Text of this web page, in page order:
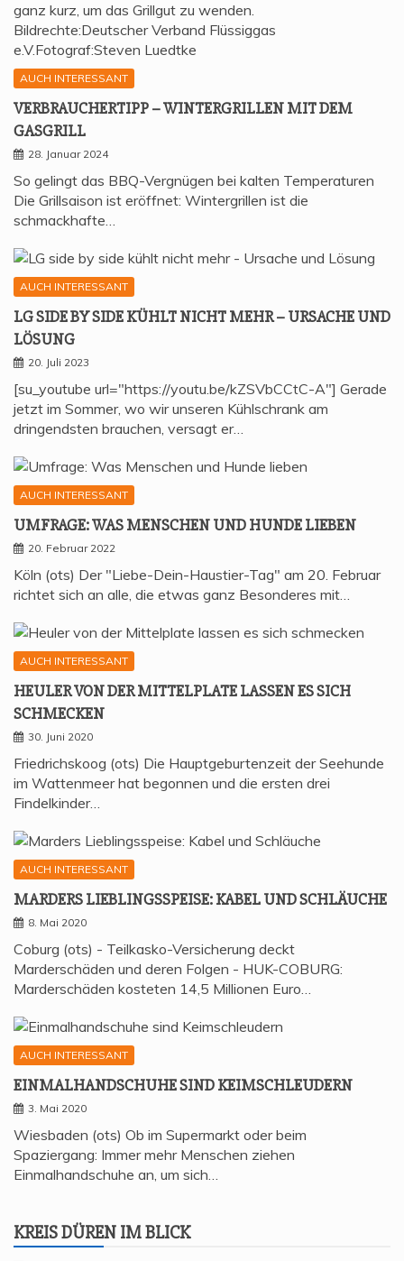
AUCH INTERESSANT
VER­BRAU­CHER­TIPP – WIN­TER­GRIL­LEN MIT DEM
GASGRILL
28. Januar 2024
So gelingt das BBQ-Vergnügen bei kalten Temperaturen
Die Grillsaison ist eröffnet: Wintergrillen ist die
schmackhafte…
AUCH INTERESSANT
LG SIDE BY SIDE KÜHLT NICHT MEHR – URSA­CHE UND
LÖSUNG
20. Juli 2023
[su_youtube url="https://youtu.be/kZSVbCCtC-A"] Gerade
jetzt im Sommer, wo wir unseren Kühlschrank am
dringendsten brauchen, versagt er…
AUCH INTERESSANT
UMFRA­GE: WAS MEN­SCHEN UND HUN­DE LIEBEN
20. Februar 2022
Köln (ots) Der "Liebe-Dein-Haustier-Tag" am 20. Februar
richtet sich an alle, die etwas ganz Besonderes mit…
AUCH INTERESSANT
HEU­LER VON DER MIT­TEL­P­LA­TE LAS­SEN ES SICH
SCHMECKEN
30. Juni 2020
Friedrichskoog (ots) Die Hauptgeburtenzeit der Seehunde
im Wattenmeer hat begonnen und die ersten drei
Findelkinder…
AUCH INTERESSANT
MAR­DERS LIEB­LINGS­SPEI­SE: KABEL UND SCHLÄUCHE
8. Mai 2020
Coburg (ots) - Teilkasko-Versicherung deckt
Marderschäden und deren Folgen - HUK-COBURG:
Marderschäden kosteten 14,5 Millionen Euro…
AUCH INTERESSANT
EIN­MAL­HAND­SCHU­HE SIND KEIMSCHLEUDERN
3. Mai 2020
Wiesbaden (ots) Ob im Supermarkt oder beim
Spaziergang: Immer mehr Menschen ziehen
Einmalhandschuhe an, um sich…
KREIS DÜREN IM BLICK